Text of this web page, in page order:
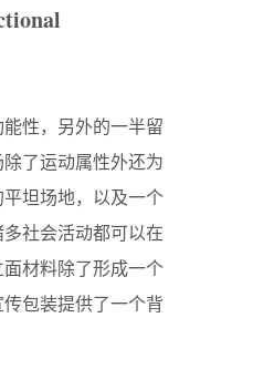
性，另外的一半留
了运动属性外还为
坦场地，以及一个
社会活动都可以在
材料除了形成一个
包装提供了一个背